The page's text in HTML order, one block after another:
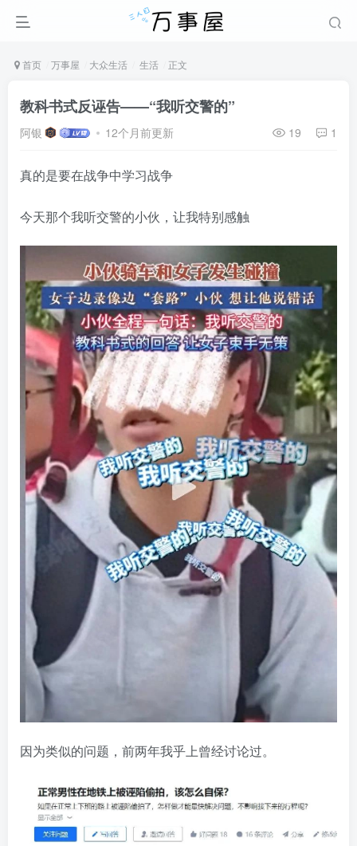
首页 万事屋 大众生活 生活 正文
教科书式反诬告——“我听交警的”
阿银 12个月前更新 19 1
真的是要在战争中学习战争
今天那个我听交警的小伙，让我特别感触
因为类似的问题，前两年我乎上曾经讨论过。